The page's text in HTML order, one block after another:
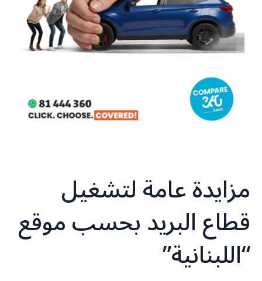
مزايدة عامة لتشغيل
قطاع البريد بحسب موقع
“اللبنانية”